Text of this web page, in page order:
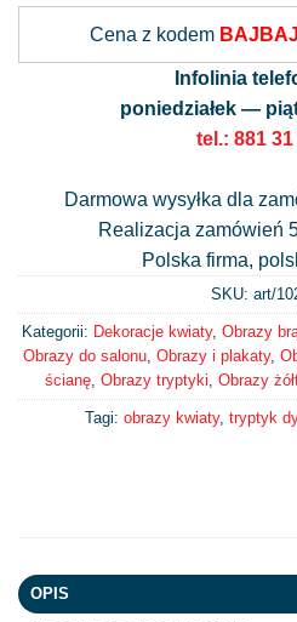
Cena z kodem BAJBAJ
Infolinia
poniedziałek —
tel.: 881 31
Darmowa wysyłka dla
Realizacja zamówień
Polska firma,
SKU: art/
Kategorii: Dekoracje kwiaty, Obrazy
Obrazy do salonu, Obrazy i plakaty,
ścianę, Obrazy tryptyki Obrazy
Tagi: obrazy kwiaty, tryptyk
OPIS